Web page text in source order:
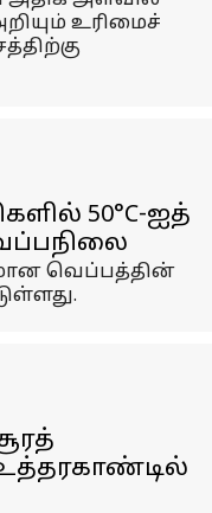
உரிமைச்
50°C-ஐத்
வெப்பத்தின்